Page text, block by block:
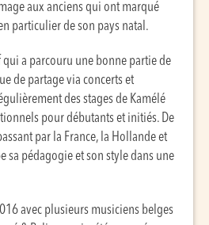
aux anciens qui ont marqué
particulier de son pays natal.
a parcouru une bonne partie de
de partage via concerts et
des stages de Kamélé
pour débutants et initiés. De
par la France, la Hollande et
sa pédagogie et son style dans une
avec plusieurs musiciens belges